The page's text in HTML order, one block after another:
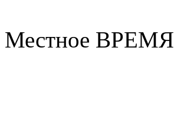
Местное ВРЕМЯ